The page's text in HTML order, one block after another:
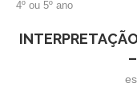
4º ou 5º ano